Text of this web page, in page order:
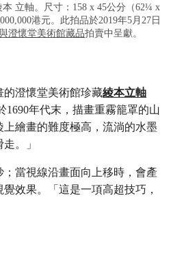
立軸。尺寸：158 x 45公分（62¼ x
港元。此拍品於2019年5月27日
澄懷堂美術館藏品拍賣中呈獻。
的澄懷堂美術館珍藏綾本立軸
1690年代末，描畫重霧籠罩的山
繪畫的難度極高，流淌的水墨
。」
當視線沿畫面向上移時，會產
效果。「這是一項高超技巧，